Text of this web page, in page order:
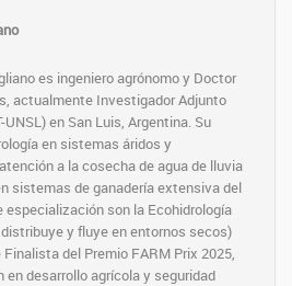
es ingeniero agrónomo y Doctor
actualmente Investigador Adjunto
UNSL) en San Luis, Argentina. Su
en sistemas áridos y
a la cosecha de agua de lluvia
sistemas de ganadería extensiva del
especialización son la Ecohidrología
y fluye en entornos secos)
del Premio FARM Prix 2025,
desarrollo agrícola y seguridad